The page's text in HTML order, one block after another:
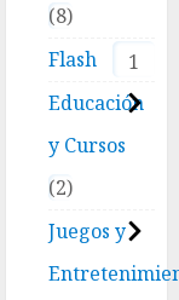
8
Flash
1
Educación
y Cursos
2
Juegos y